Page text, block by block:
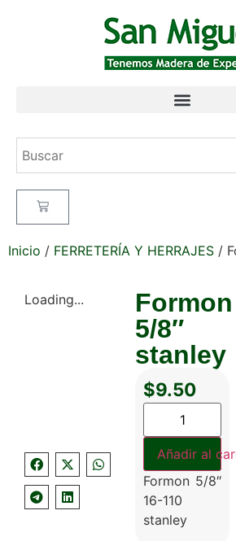
Inicio / FERRETERÍA Y HERRAJES /
Loading...
Formon
5/8″
stanley
$9.50
Añadir al
Formon 5/8″
16-110
stanley